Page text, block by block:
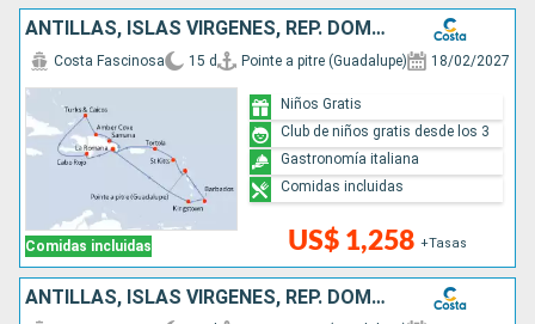
ANTILLAS, ISLAS VÍRGENES, REP. DOMINICANA, TURKS E ISLAS CAICOS
Comidas incluidas
Costa Fascinosa 15 d Pointe a pitre (Guadalupe) 18/02/2027
US$ 1,258 +Tasas
Niños Gratis
Club de niños gratis desde los 3
Gastronomía italiana
Comidas incluidas
ANTILLAS, ISLAS VÍRGENES, REP. DOMINICANA, TURKS E ISLAS CAICOS